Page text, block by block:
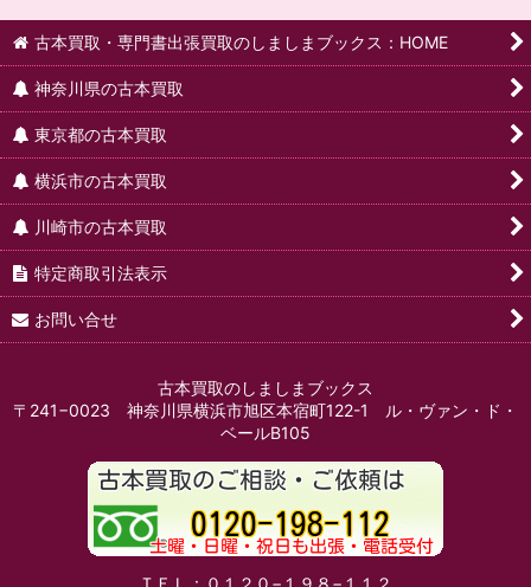
古本買取・専門書出張買取のしましまブックス：HOME
神奈川県の古本買取
東京都の古本買取
横浜市の古本買取
川崎市の古本買取
特定商取引法表示
お問い合せ
古本買取のしましまブックス
〒241−0023 神奈川県横浜市旭区本宿町122-1 ル・ヴァン・ド・
ベールB105
ＴＥＬ：０１２０−１９８−１１２